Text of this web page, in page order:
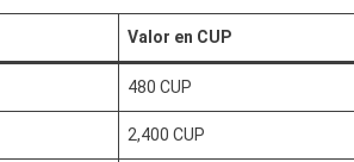
Valor en CUP
480 CUP
2,400 CUP